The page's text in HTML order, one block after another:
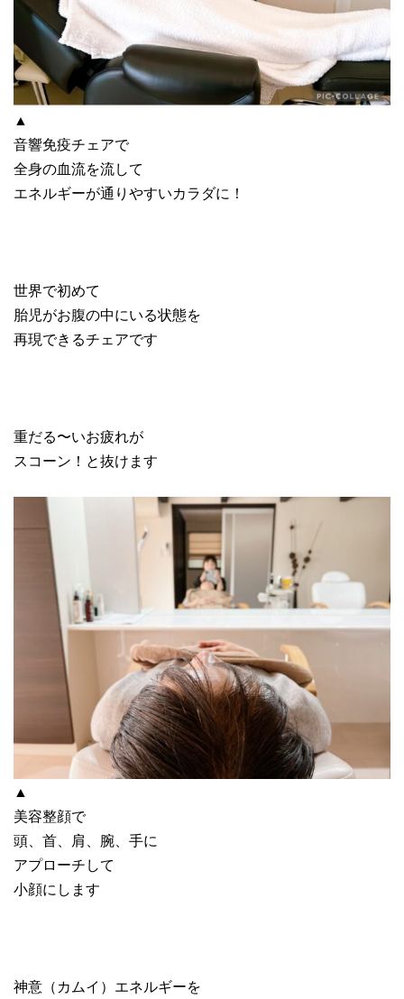
▲
音響免疫チェアで
全身の血流を流して
エネルギーが通りやすいカラダに！
世界で初めて
胎児がお腹の中にいる状態を
再現できるチェアです
重だる〜いお疲れが
スコーン！と抜けます
▲
美容整顔で
頭、首、肩、腕、手に
アプローチして
小顔にします
神意（カムイ）エネルギーを